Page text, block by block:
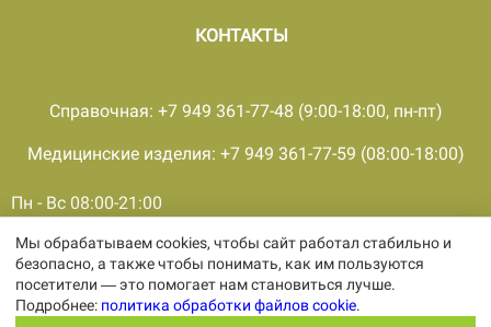
КОНТАКТЫ
Пн - Вс 08:00-21:00
Справочная: +7 949 361-77-48 (9:00-18:00, пн-пт)
Медицинские изделия: +7 949 361-77-59 (08:00-18:00)
© 2001 - 2026, все права защищены, ООО «ПКМФ «Ольвия-
Мединвест», ИНН 9308009362 КПП 930301001
Политика конфиденциальности
Политика обработки персональных
Мы обрабатываем cookies, чтобы сайт работал стабильно и
безопасно, а также чтобы понимать, как им пользуются
посетители — это помогает нам становиться лучше.
Подробнее: политика обработки файлов cookie.